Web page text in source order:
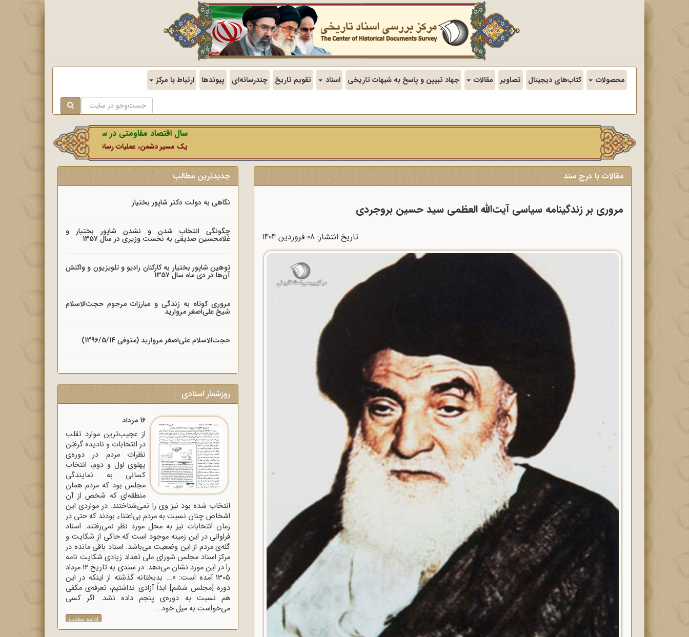
محصولات کتاب‌های دیجیتال تصاویر مقالات جهاد تبیین و پاسخ به شبهات تاریخی اسناد تقویم تاریخ چندرسانه‌ای پیوندها ارتباط با مرکز
سال اقتصاد مقاومتی در سایه وحدت ملی و امنیت ملی.
یک مسیر دشمن، عملیات رسانه‌ای او است که در این ایام بطور خاص
مقالات با درج سند
مروری بر زندگینامه سیاسی آیت‌الله العظمی سید حسین بروجردی
تاریخ انتشار: 08 فروردين 1404
جدیدترین مطالب
نگاهی به دولت دکتر شاپور بختیار
چگونگی انتخاب شدن و نشدن شاپور بختیار و
غلامحسین صدیقی به نخست وزیری در سال 1357
توهین شاپور بختیار به کارکنان رادیو و تلویزیون و واکنش
آن‌ها در دی ماه سال 1357
مروری کوتاه به زندگی و مبارزات مرحوم حجت‌الاسلام
شیخ علی‌اصغر مروارید
حجت‌الاسلام علی‌اصغر مروارید (متوفی 1396/5/14)
روزشمار اسنادی
16 مرداد
از عجیب‌ترین موارد تقلب
در انتخابات و نادیده گرفتن
نظرات مردم در دوره‌ی
پهلوی اول و دوم، انتخاب
کسانی به نمایندگی
مجلس بود که مردم همان
منطقه‌ای که شخص از آن
انتخاب شده بود نیز وی را نمی‌شناختند. در مواردی این
اشخاص چنان نسبت به مردم بی‌اعتناء بودند که حتی در
زمان انتخابات نیز به محل مورد نظر نمی‌رفتند. اسناد
فراوانی در این زمینه موجود است که حاکی از شکایت و
گله‌ی مردم از این وضعیت می‌باشد. اسناد باقی مانده در
مرکز اسناد مجلس شورای ملی تعداد زیادی شکایت نامه
را در این مورد نشان می‌دهد. در سندی به تاریخ 12 مرداد
1305 آمده است: «... بدبختانه گذشته از اینکه در این
دوره [مجلس ششم] ابداً آزادی نداشتیم، تعرفه‌ی مکفی
هم نسبت به دوره‌ی پنجم داده نشد. اگر کسی
می‌خواست به میل خود...
ادامه مطلب